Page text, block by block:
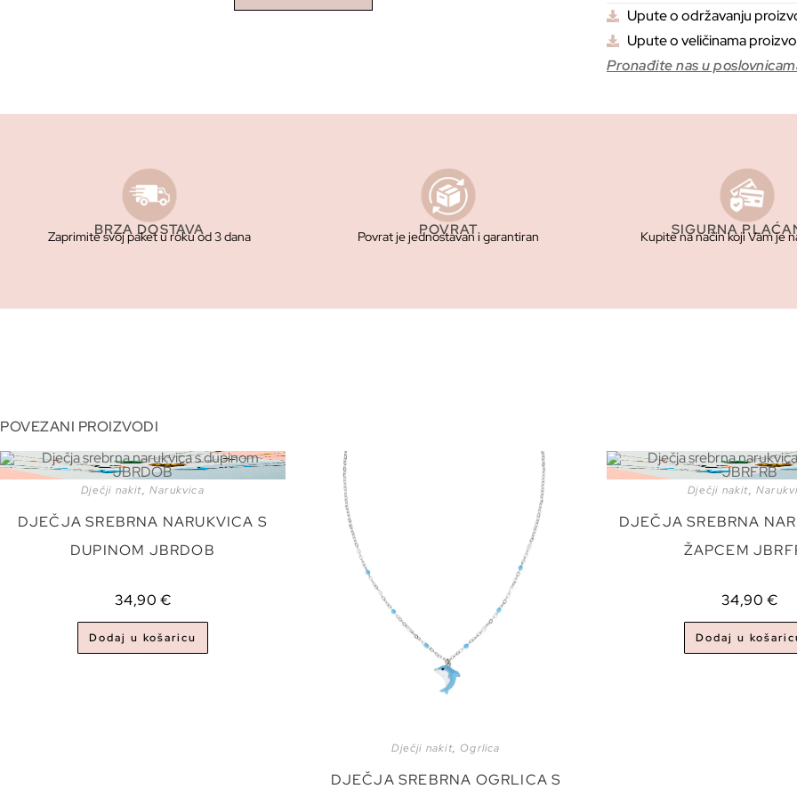
Upute o održavanju
Upute o veličinama
Pronađite nas u
BRZA DOSTAVA
Zaprimite svoj paket u roku od 3 dana POVRAT
Povrat je jednostavan i garantiran SIGURNA
Kupite na način koji Vam je
POVEZANI PROIZVODI
Dječji nakit, Narukvica
DJEČJA SREBRNA NARUKVICA S
DUPINOM JBRDOB
34,90 €
Dodaj u košaricu
Dječji nakit, Ogrlica
DJEČJA SREBRNA OGRLICA S
Dječji nakit,
DJEČJA SREBRNA
ŽAPCEM
34,90 €
Dodaj u